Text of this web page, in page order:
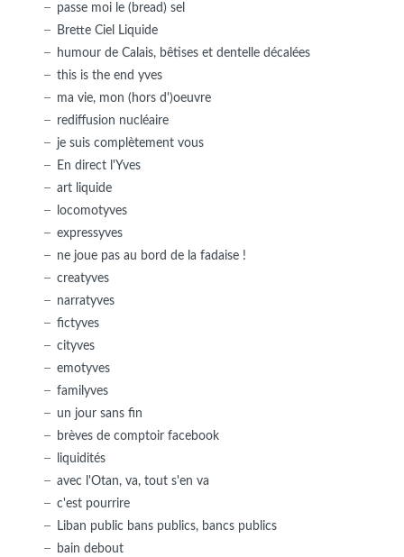
passe moi le (bread) sel
Brette Ciel Liquide
humour de Calais, bêtises et dentelle décalées
this is the end yves
ma vie, mon (hors d')oeuvre
rediffusion nucléaire
je suis complètement vous
En direct l'Yves
art liquide
locomotyves
expressyves
ne joue pas au bord de la fadaise !
creatyves
narratyves
fictyves
cityves
emotyves
familyves
un jour sans fin
brèves de comptoir facebook
liquidités
avec l'Otan, va, tout s'en va
c'est pourrire
Liban public bans publics, bancs publics
bain debout